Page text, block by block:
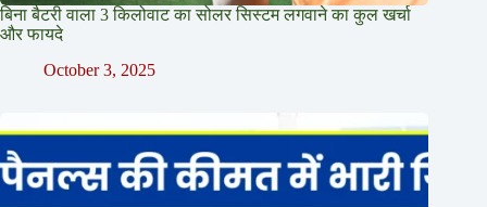
बिना बैटरी वाला 3 किलोवाट का सोलर सिस्टम लगवाने का कुल खर्चा
और फायदे
October 3, 2025